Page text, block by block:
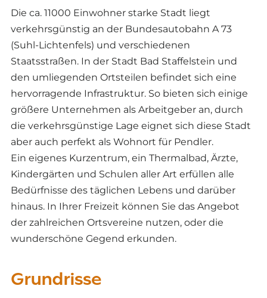
Die ca. 11000 Einwohner starke Stadt liegt
verkehrsgünstig an der Bundesautobahn A 73
(Suhl-Lichtenfels) und verschiedenen
Staatsstraßen. In der Stadt Bad Staffelstein und
den umliegenden Ortsteilen befindet sich eine
hervorragende Infrastruktur. So bieten sich einige
größere Unternehmen als Arbeitgeber an, durch
die verkehrsgünstige Lage eignet sich diese Stadt
aber auch perfekt als Wohnort für Pendler.
Ein eigenes Kurzentrum, ein Thermalbad, Ärzte,
Kindergärten und Schulen aller Art erfüllen alle
Bedürfnisse des täglichen Lebens und darüber
hinaus. In Ihrer Freizeit können Sie das Angebot
der zahlreichen Ortsvereine nutzen, oder die
wunderschöne Gegend erkunden.
Grundrisse